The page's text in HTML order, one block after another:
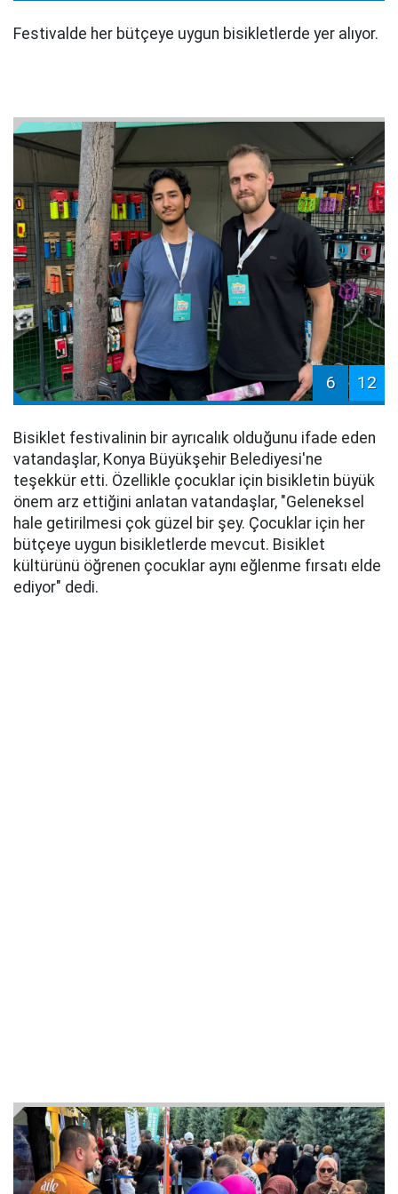
Festivalde her bütçeye uygun bisikletlerde yer alıyor.
6 12
Bisiklet festivalinin bir ayrıcalık olduğunu ifade eden
vatandaşlar, Konya Büyükşehir Belediyesi'ne
teşekkür etti. Özellikle çocuklar için bisikletin büyük
önem arz ettiğini anlatan vatandaşlar, "Geleneksel
hale getirilmesi çok güzel bir şey. Çocuklar için her
bütçeye uygun bisikletlerde mevcut. Bisiklet
kültürünü öğrenen çocuklar aynı eğlenme fırsatı elde
ediyor" dedi.